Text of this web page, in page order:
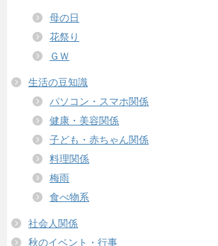
母の日
花祭り
ＧＷ
生活の豆知識
パソコン・スマホ関係
健康・美容関係
子ども・赤ちゃん関係
料理関係
梅雨
食べ物系
社会人関係
秋のイベント・行事